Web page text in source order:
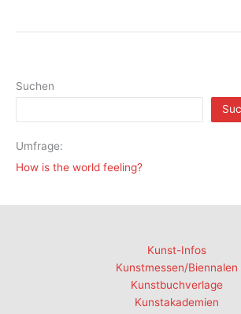
Suchen
Umfrage:
How is the world feeling?
Kunst-Infos
Kunstmessen/Biennalen
Kunstbuchverlage
Kunstakademien